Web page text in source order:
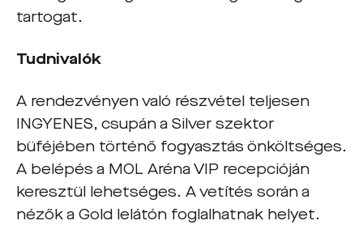
tartogat.
Tudnivalók
A rendezvényen való részvétel teljesen
INGYENES, csupán a Silver szektor
büféjében történő fogyasztás önköltséges.
A belépés a MOL Aréna VIP recepcióján
keresztül lehetséges. A vetítés során a
nézők a Gold lelátón foglalhatnak helyet.